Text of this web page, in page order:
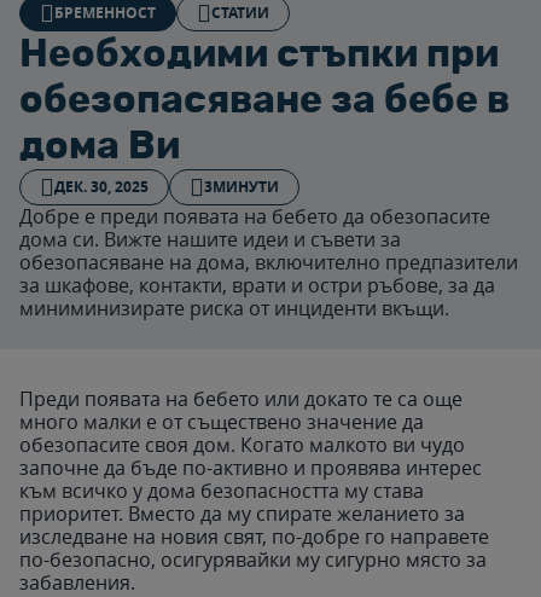
БРЕМЕННОСТ СТАТИИ
Необходими стъпки при
обезопасяване за бебе в
дома Ви
ДЕК. 30, 2025 3МИНУТИ
Добре е преди появата на бебето да обезопасите
дома си. Вижте нашите идеи и съвети за
обезопасяване на дома, включително предпазители
за шкафове, контакти, врати и остри ръбове, за да
миниминизирате риска от инциденти вкъщи.
Преди появата на бебето или докато те са още
много малки е от съществено значение да
обезопасите своя дом. Когато малкото ви чудо
започне да бъде по-активно и проявява интерес
към всичко у дома безопасността му става
приоритет. Вместо да му спирате желанието за
изследване на новия свят, по-добре го направете
по-безопасно, осигурявайки му сигурно място за
забавления.